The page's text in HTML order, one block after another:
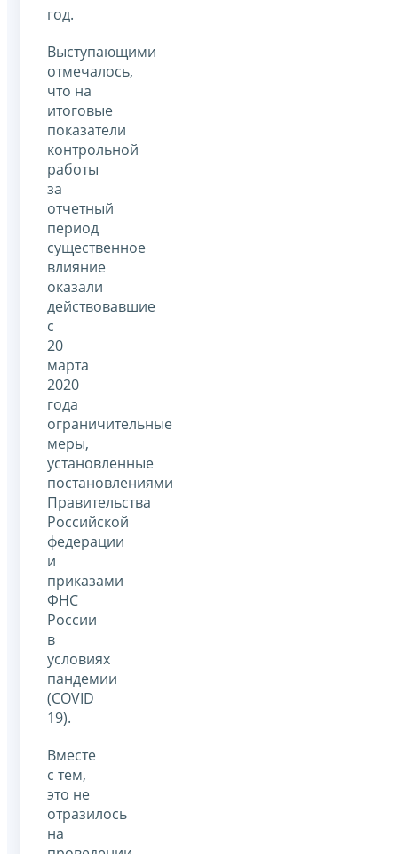
год.
Выступающими
отмечалось,
что на
итоговые
показатели
контрольной
работы
за
отчетный
период
существенное
влияние
оказали
действовавшие
с
20
марта
2020
года
ограничительные
меры,
установленные
постановлениями
Правительства
Российской
федерации
и
приказами
ФНС
России
в
условиях
пандемии
(COVID
19).
Вместе
с тем,
это не
отразилось
на